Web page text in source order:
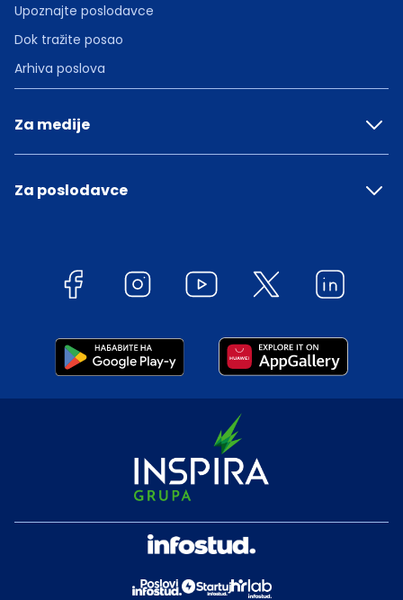
Upoznajte poslodavce
Dok tražite posao
Arhiva poslova
Za medije
Za poslodavce